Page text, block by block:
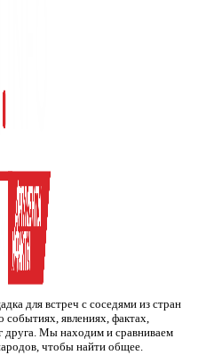
для встреч с соседями из стран
явлениях, фактах,
друга. Мы находим и сравниваем
чтобы найти общее.